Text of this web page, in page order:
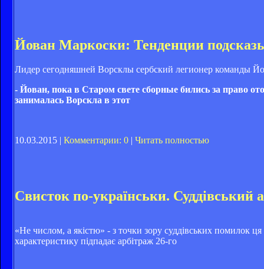
Йован Маркоски: Тенденции
Лидер сегодняшней Ворсклы сербский легионер команды
- Йован, пока в Старом свете сборные бились за право
занималась Ворскла в этот
10.03.2015 | Комментарии: 0 | Читать полностью
Свисток по-українськи. Суддівський
«Не числом, а якістю» - з точки зору суддівських помилок
характеристику підпадає арбітраж 26-го